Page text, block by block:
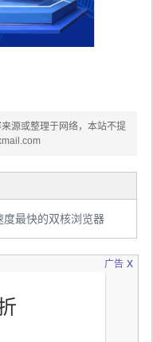
源或整理于网络，本站不提
最快的双核浏览器
广告 x